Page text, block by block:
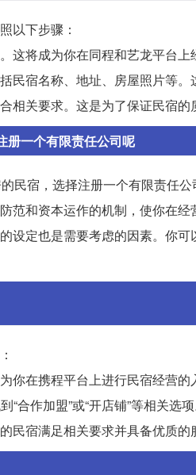
以下步骤：
这将成为你在同程和艺龙平台上
民宿名称、地址、房屋照片等。
相关要求。这是为了保证民宿的
册一个有限责任公司呢
民宿，选择注册一个有限责任公
范和资本运作的机制，使你在经
设定也是需要考虑的因素。你
你在携程平台上进行民宿经营的
合作加盟”或“开店铺”等相关选
民宿满足相关要求并具备优质的